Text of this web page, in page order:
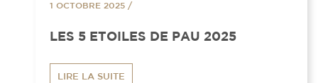
1 OCTOBRE 2025 /
LES 5 ETOILES DE PAU 2025
LIRE LA SUITE